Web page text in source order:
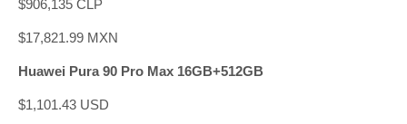
$906,135 CLP
$17,821.99 MXN
Huawei Pura 90 Pro Max 16GB+512GB
$1,101.43 USD